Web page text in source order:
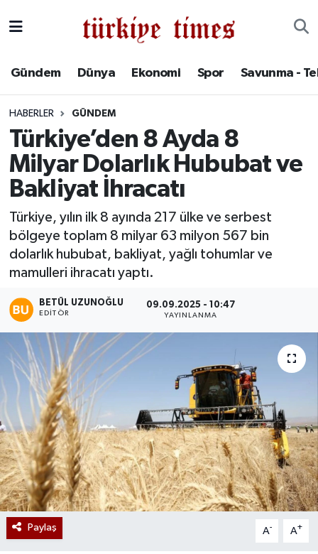
Gündem Dünya Ekonomi Spor Savunma -
HABERLER GÜNDEM
Türkiye’den 8 Ayda 8
Milyar Dolarlık Hububat ve
Bakliyat İhracatı
Türkiye, yılın ilk 8 ayında 217 ülke ve serbest
bölgeye toplam 8 milyar 63 milyon 567 bin
dolarlık hububat, bakliyat, yağlı tohumlar ve
mamulleri ihracatı yaptı.
BETÜL UZUNOĞLU
EDITÖR
09.09.2025 - 10:47
YAYINLANMA
Paylaş A- A+
Ekonomi
Spor
Savunma - Teknoloji
Kültür - Sanat
Yaşam
Süper Lig Puan Durumu ve Fikstür
Tüm Manşetler
Son Dakika Haberleri
Haber Arşivi